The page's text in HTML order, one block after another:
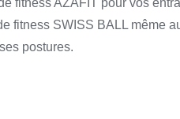
AZAFIT
AZA002
fitness SWISS BALL même
postures.